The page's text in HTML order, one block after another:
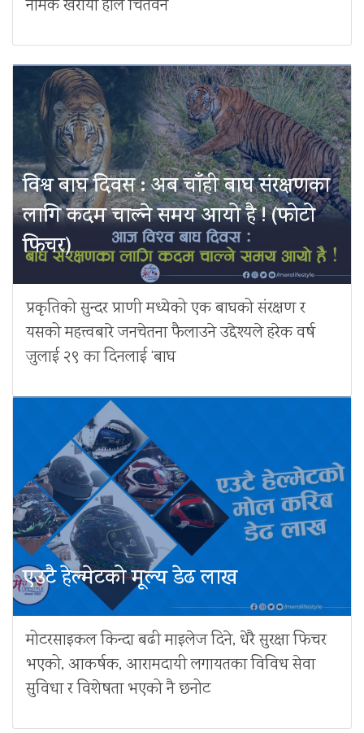
नामक खरायो हालै चितवन
विश्व बाघ दिवस : अब चाँही बाघ संरक्षणका
लागि कदम चाल्ने समय आयो है ! (फोटो
फिचर)
प्रकृतिको सुन्दर प्राणी मध्येको एक बाघको संरक्षण र
यसको महत्त्वबारे जनचेतना फैलाउने उद्देश्यले हरेक वर्ष
जुलाई २९ का दिनलाई ‘बाघ
एउटै हेल्मेटको मूल्य डेढ लाख
मोटरसाइकल किन्दा बढी माइलेज दिने, धेरै सुरक्षा फिचर
भएको, आकर्षक, आरामदायी लगायतका विविध सेवा
सुविधा र विशेषता भएको नै छनोट